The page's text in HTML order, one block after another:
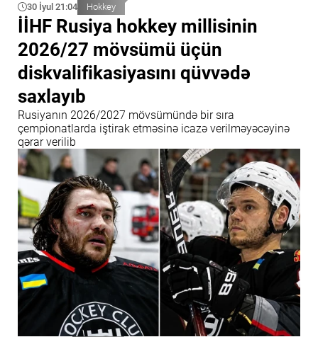
30 İyul 21:04 Hokkey
İİHF Rusiya hokkey millisinin
2026/27 mövsümü üçün
diskvalifikasiyasını qüvvədə
saxlayıb
Rusiyanın 2026/2027 mövsümündə bir sıra
çempionatlarda iştirak etməsinə icazə verilməyəcəyinə
qərar verilib